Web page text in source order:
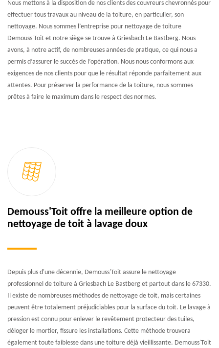
Nous mettons à la disposition de nos clients des couvreurs chevronnés pour
effectuer tous travaux au niveau de la toiture, en particulier, son
nettoyage. Nous sommes l’entreprise pour nettoyage de toiture
Demouss'Toit et notre siège se trouve à Griesbach Le Bastberg. Nous
avons, à notre actif, de nombreuses années de pratique, ce qui nous a
permis d’assurer le succès de l’opération. Nous nous conformons aux
exigences de nos clients pour que le résultat réponde parfaitement aux
attentes. Pour préserver la performance de la toiture, nous sommes
prêtes à faire le maximum dans le respect des normes.
Demouss'Toit offre la meilleure option de
nettoyage de toit à lavage doux
Depuis plus d'une décennie, Demouss'Toit assure le nettoyage
professionnel de toiture à Griesbach Le Bastberg et partout dans le 67330.
Il existe de nombreuses méthodes de nettoyage de toit, mais certaines
peuvent être totalement préjudiciables pour la surface du toit. Le lavage à
pression est connu pour enlever le revêtement protecteur des tuiles,
déloger le mortier, fissure les installations. Cette méthode trouvera
également toute faiblesse dans une toiture déjà vieillissante. Demouss'Toit